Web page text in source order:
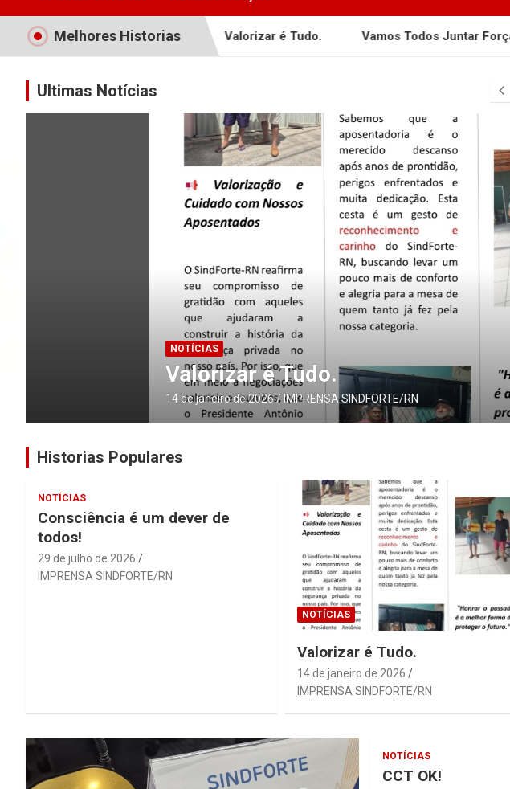
Melhores Historias
um dever de todos! Valorizar é Tudo. Vamos Todos Juntar Forças !!!!!
Ultimas Notícias
Valorizar é Tudo.
IMPRENSA SINDFORTE/RN
Historias Populares
NOTÍCIAS
Consciência é um dever de
todos!
29 de julho de 2026
IMPRENSA SINDFORTE/RN
NOTÍCIAS
Valorizar é Tudo.
14 de janeiro de 2026
IMPRENSA SINDFORTE/RN
NOTÍCIAS
CCT OK!